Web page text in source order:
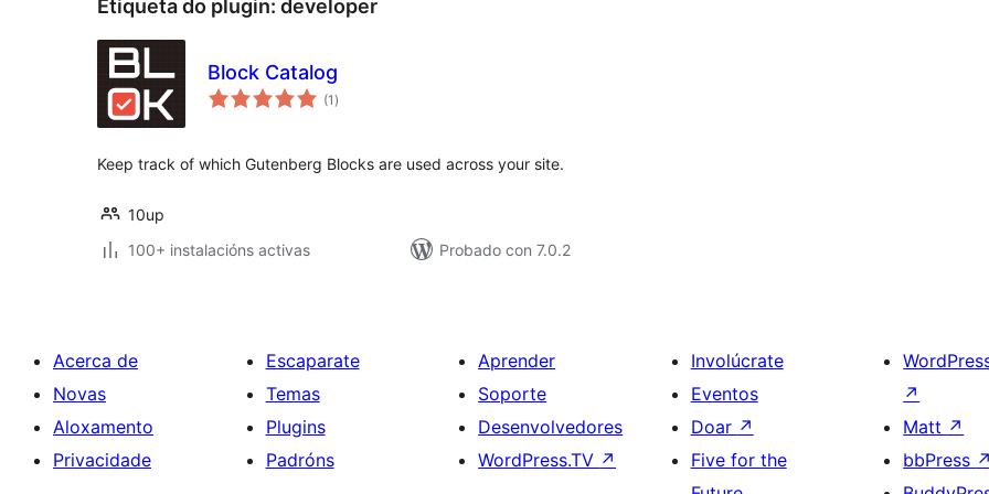
Etiqueta do plugin: developer
Block Catalog
(1 valoracións
totais
)
Keep track of which Gutenberg Blocks are used across your site.
10up
100+ instalacións activas
Probado con 7.0.2
Acerca de
Novas
Aloxamento
Privacidade
Escaparate
Temas
Plugins
Padróns
Aprender
Soporte
Desenvolvedores
WordPress.TV ↗
Involúcrate
Eventos
Doar ↗
Five for the
↗
Matt ↗
bbPress ↗